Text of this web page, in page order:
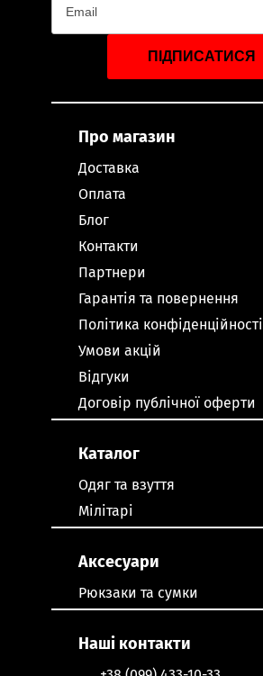
ПІДПИСАТИСЯ
Про магазин
Доставка
Оплата
Блог
Контакти
Партнери
Гарантія та повернення
Політика конфіденційності
Умови акцій
Відгуки
Договір публічної оферти
Каталог
Одяг та взуття
Мілітарі
Аксесуари
Рюкзаки та сумки
Наші контакти